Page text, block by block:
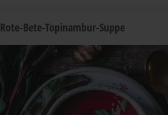
Rote-Bete-Topinambur-Suppe